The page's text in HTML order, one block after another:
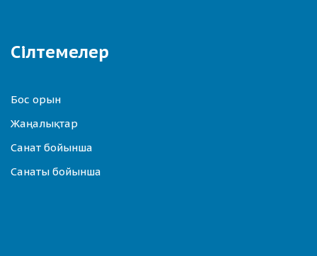
Сілтемелер
Бос орын
Жаңалықтар
Санат бойынша
Санаты бойынша